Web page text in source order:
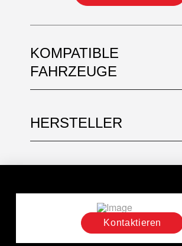
KOMPATIBLE
FAHRZEUGE
HERSTELLER
Kontaktieren